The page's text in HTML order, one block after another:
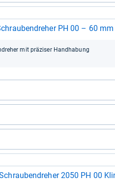
PH 00 – 60
mit prä­zi­ser Hand­ha­bung
2050 PH 00